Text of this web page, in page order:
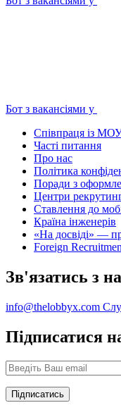
Бот з вакансіями у
Співпраця із
Часті питання
Про нас
Політика
Поради з
Центри
Ставлення до
Країна інженерів
«На досвіді» —
Foreign
Зв'язатись з
info@thelobbyx.com
Підписатися